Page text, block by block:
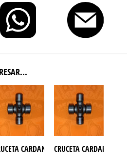
MOTO 1000
CARDAN ATV CF MOTO 500
CRUCETA CARDAN ATV